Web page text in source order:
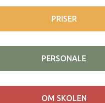
PRISER
PERSONALE
OM SKOLEN